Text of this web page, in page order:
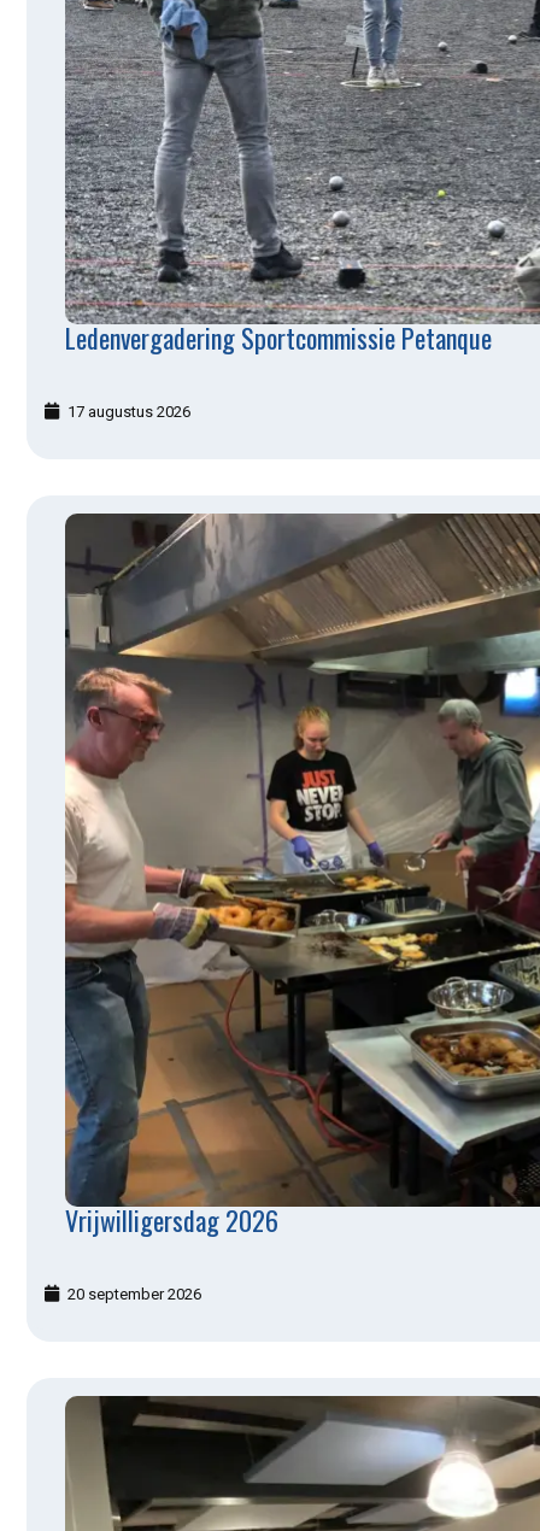
Ledenvergadering Sportcommissie Petanque
17 augustus 2026
Vrijwilligersdag 2026
20 september 2026